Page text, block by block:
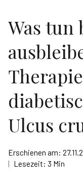
Was tun
Ulcus
Erschienen am:
| Lesezeit: 3 Min